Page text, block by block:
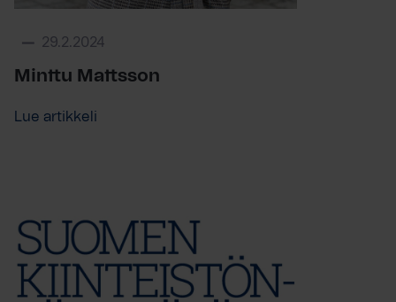
29.2.2024
Minttu Mattsson
Lue artikkeli